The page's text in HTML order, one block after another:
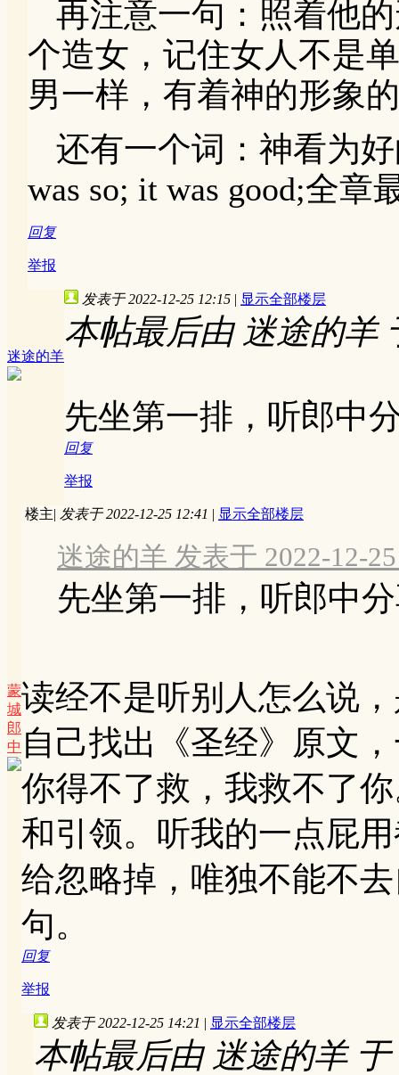
再注意一句：照着他
个造女，记住女人不是
男一样，有着神的形象
还有一个词：神看为
was so; it was good;全章
回复
举报
迷途的羊
发表于 2022-12-25 12:15 | 显示全部楼层
本帖最后由 迷途的羊
先坐第一排，听郎中
回复
举报
蒙
城
郎
中
楼主| 发表于 2022-12-25 12:41 | 显示全部楼层
迷途的羊 发表于 2022-12-
先坐第一排，听郎中
读经不是听别人怎么说
自己找出《圣经》原文
你得不了救，我救不了
和引领。听我的一点屁
给忽略掉，唯独不能不
句。
回复
举报
发表于 2022-12-25 14:21 | 显示全部楼层
本帖最后由 迷途的羊 于